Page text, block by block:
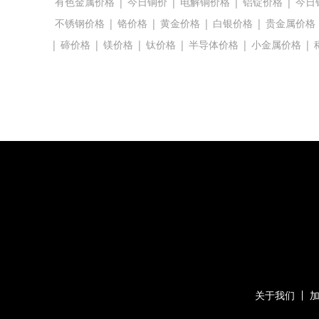
不锈钢价格 | 铬价格 | 黄金价格 | 白银价格 | 贵金属价格
| 碲价格 | 镁价格 | 钛价格 | 半导体价格 | 小金属价格 |
关于我们